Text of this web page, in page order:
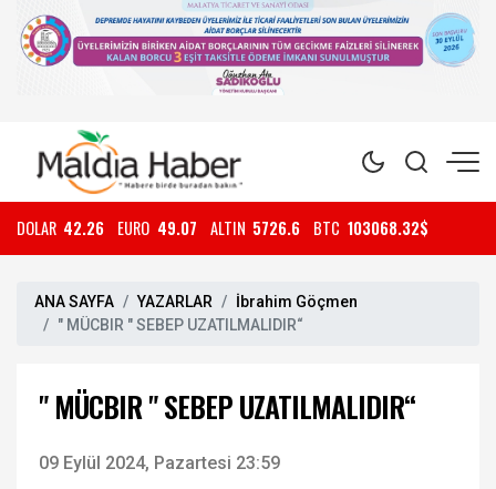
DOLAR 42.26 EURO 49.07 ALTIN 5726.6 BTC 103068.32$
ANA SAYFA YAZARLAR
İbrahim Göçmen
" MÜCBIR " SEBEP UZATILMALIDIR“
" MÜCBIR " SEBEP UZATILMALIDIR“
09 Eylül 2024, Pazartesi 23:59